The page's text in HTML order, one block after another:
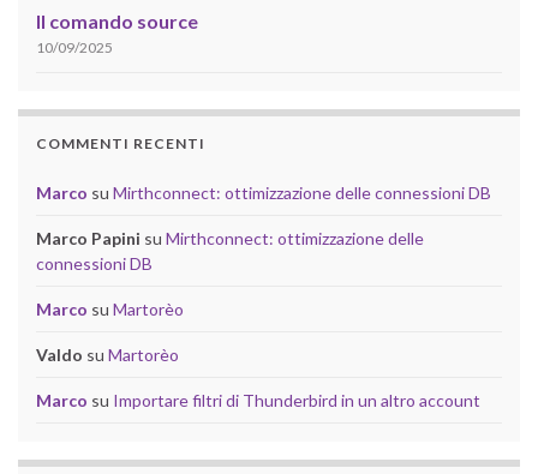
Il comando source
10/09/2025
COMMENTI RECENTI
Marco su Mirthconnect: ottimizzazione delle connessioni DB
Marco Papini su Mirthconnect: ottimizzazione delle
connessioni DB
Marco su Martorèo
Valdo su Martorèo
Marco su Importare filtri di Thunderbird in un altro account